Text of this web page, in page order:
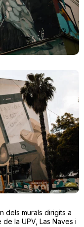
dels murals dirigits a
la UPV, Las Naves i